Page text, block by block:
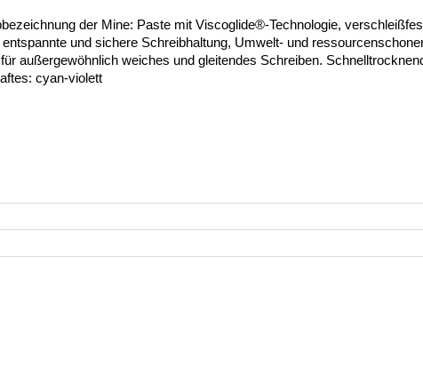
der Mine: Paste mit Viscoglide®-Technologie,
und sichere Schreibhaltung, Umwelt- und
außergewöhnlich weiches und gleitendes Schreiben.
cyan-violett